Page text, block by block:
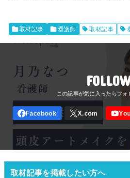
取材記事 看護師 取材記事
取材記事を掲載したい方へ